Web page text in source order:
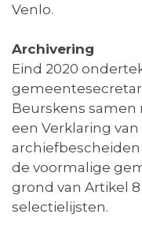
Venlo.
Archivering
Eind 2020
Beurskens
een Verklaring
de voormalige
grond van Artikel
selectielijsten.